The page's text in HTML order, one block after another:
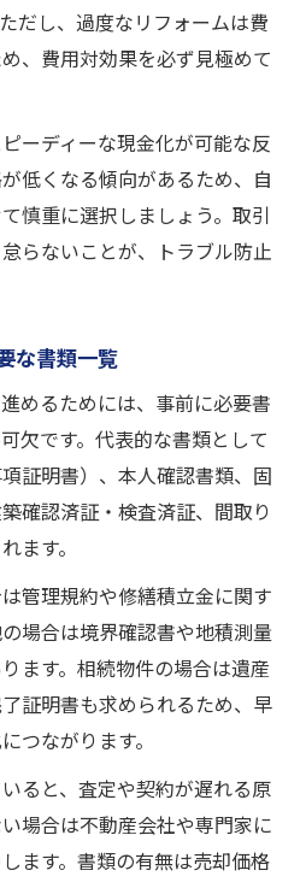
だし、過度なリフォームは費
、費用対効果を必ず見極めて
ーディーな現金化が可能な反
低くなる傾向があるため、自
慎重に選択しましょう。取引
らないことが、トラブル防止
な書類一覧
めるためには、事前に必要書
欠です。代表的な書類として
証明書）、本人確認書類、固
確認済証・検査済証、間取り
ます。
管理規約や修繕積立金に関す
場合は境界確認書や地積測量
ます。相続物件の場合は遺産
証明書も求められるため、早
つながります。
ると、査定や契約が遅れる原
場合は不動産会社や専門家に
ます。書類の有無は売却価格